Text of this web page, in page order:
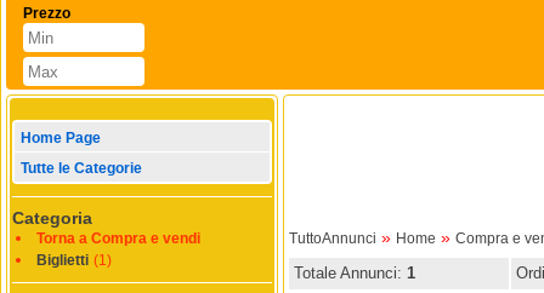
Prezzo
Home Page
Tutte le Categorie
Categoria
Torna a Compra e vendi
Biglietti (1)
TuttoAnnunci » Home » Compra e
Totale Annunci: 1